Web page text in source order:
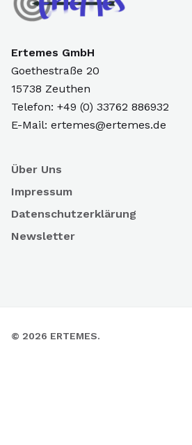
Ertemes GmbH
Goethestraße 20
15738 Zeuthen
Telefon: +49 (0) 33762 886932
E-Mail: ertemes@ertemes.de
Über Uns
Impressum
Datenschutzerklärung
Newsletter
© 2026 ERTEMES.
ZERTIFIZIERT